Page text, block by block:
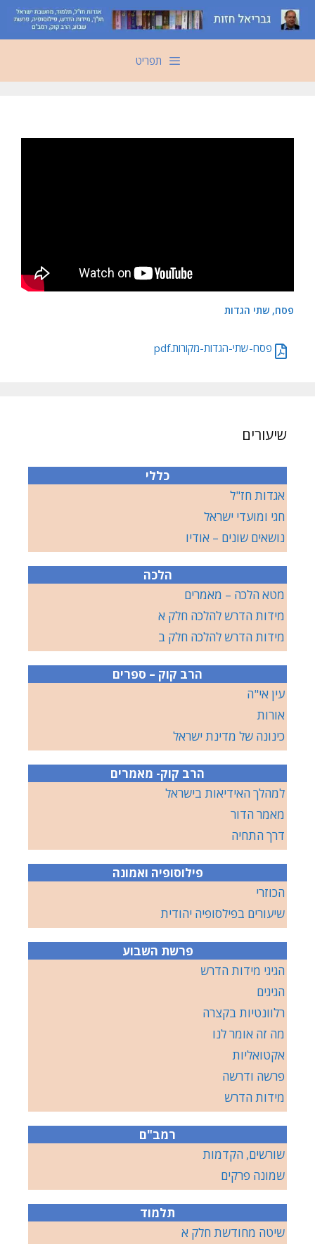
לדלג
לתוכן
תפריט
פסח, שתי הגדות
פסח-שתי-הגדות-מקורות.pdf
שיעורים
כללי
אגדות חז"ל
חגי ומועדי ישראל
נושאים שונים – אודיו
הלכה
מטא הלכה – מאמרים
מידות הדרש להלכה חלק א
מידות הדרש להלכה חלק ב
הרב קוק – ספרים
עין אי"ה
אורות
כינונה של מדינת ישראל
הרב קוק- מאמרים
למהלך האידיאות בישראל
מאמר הדור
דרך התחיה
פילוסופיה ואמונה
הכוזרי
שיעורים בפילסופיה יהודית
פרשת השבוע
הגיגי מידות הדרש
הגיגים
רלוונטיות בקצרה
מה זה אומר לנו
אקטואליות
פרשה ודרשה
מידות הדרש
רמב"ם
שורשים, הקדמות
שמונה פרקים
תלמוד
שיטה מחודשת חלק א